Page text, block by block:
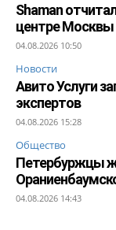
Shaman
центре Москвы
04.08.2026 10:50
Новости
Авито Услуги
экспертов
04.08.2026 15:28
Общество
Петербуржцы
04.08.2026 14:43